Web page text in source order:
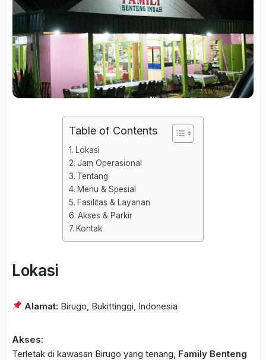
Table of Contents
Lokasi
Jam Operasional
Tentang
Menu & Spesial
Fasilitas & Layanan
Akses & Parkir
Kontak
Lokasi
Alamat: Birugo, Bukittinggi, Indonesia
Akses:
Terletak di kawasan Birugo yang tenang, Family Benteng